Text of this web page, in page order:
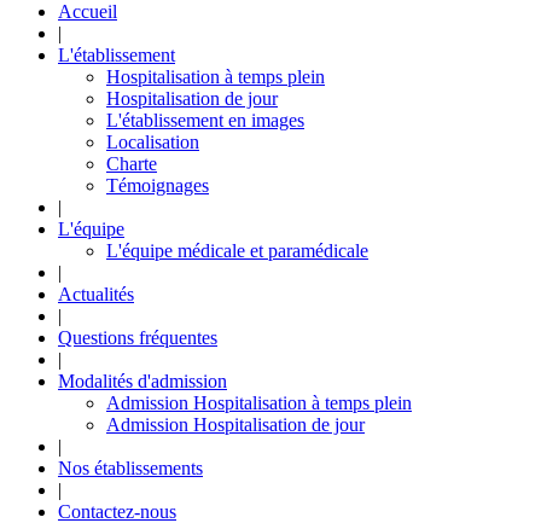
Accueil
|
L'établissement
Hospitalisation à temps plein
Hospitalisation de jour
L'établissement en images
Localisation
Charte
Témoignages
|
L'équipe
L'équipe médicale et paramédicale
|
Actualités
|
Questions fréquentes
|
Modalités d'admission
Admission Hospitalisation à temps plein
Admission Hospitalisation de jour
|
Nos établissements
|
Contactez-nous